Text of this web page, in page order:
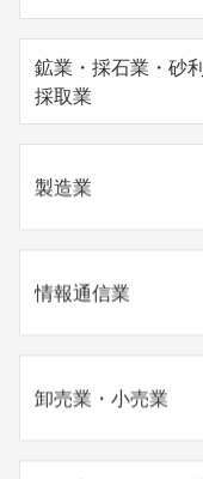
鉱業・採石業・砂
採取業
製造業
情報通信業
卸売業・小売業